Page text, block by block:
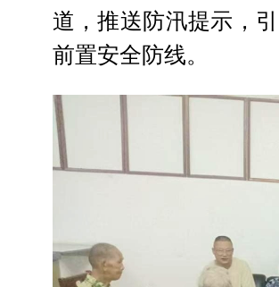
道，推送防汛提示，
前置安全防线。